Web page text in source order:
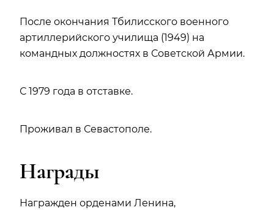
После окончания Тбилисского военного
артиллерийского училища (1949) на
командных должностях в Советской Армии.
С 1979 года в отставке.
Проживал в Севастополе.
Награды
Награжден орденами Ленина,